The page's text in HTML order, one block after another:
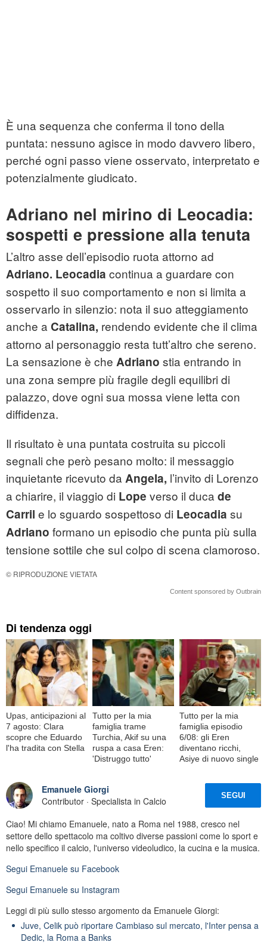
È una sequenza che conferma il tono della
puntata: nessuno agisce in modo davvero libero,
perché ogni passo viene osservato, interpretato e
potenzialmente giudicato.
Adriano nel mirino di Leocadia:
sospetti e pressione alla tenuta
L’altro asse dell’episodio ruota attorno ad
Adriano. Leocadia continua a guardare con
sospetto il suo comportamento e non si limita a
osservarlo in silenzio: nota il suo atteggiamento
anche a Catalina, rendendo evidente che il clima
attorno al personaggio resta tutt’altro che sereno.
La sensazione è che Adriano stia entrando in
una zona sempre più fragile degli equilibri di
palazzo, dove ogni sua mossa viene letta con
diffidenza.
Il risultato è una puntata costruita su piccoli
segnali che però pesano molto: il messaggio
inquietante ricevuto da Angela, l’invito di Lorenzo
a chiarire, il viaggio di Lope verso il duca de
Carril e lo sguardo sospettoso di Leocadia su
Adriano formano un episodio che punta più sulla
tensione sottile che sul colpo di scena clamoroso.
© RIPRODUZIONE VIETATA
Content sponsored by Outbrain
Di tendenza oggi
Upas, anticipazioni al
7 agosto: Clara
scopre che Eduardo
l'ha tradita con Stella
Tutto per la mia
famiglia trame
Turchia, Akif su una
ruspa a casa Eren:
'Distruggo tutto'
Tutto per la mia
famiglia episodio
6/08: gli Eren
diventano ricchi,
Asiye di nuovo single
Emanuele Giorgi
Contributor · Specialista in Calcio
SEGUI
Ciao! Mi chiamo Emanuele, nato a Roma nel 1988, cresco nel
settore dello spettacolo ma coltivo diverse passioni come lo sport e
nello specifico il calcio, l'universo videoludico, la cucina e la musica.
Segui Emanuele su Facebook
Segui Emanuele su Instagram
Leggi di più sullo stesso argomento da Emanuele Giorgi:
Juve, Celik può riportare Cambiaso sul mercato, l'Inter pensa a
Dedic, la Roma a Banks